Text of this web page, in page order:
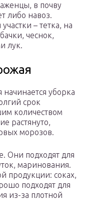
в почву
либо навоз.
– тетка, на
чеснок,
лук.
начинается уборка
срок
количеством
растянуто,
морозов.
Они подходят для
маринования.
продукции: соках,
подходят для
из-за плотной